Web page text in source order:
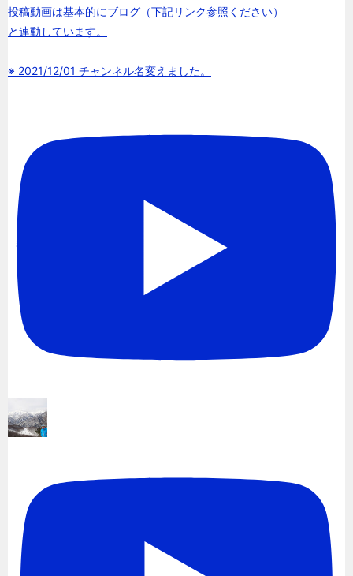
投稿動画は基本的にブログ（下記リンク参照ください）
と連動しています。
※ 2021/12/01 チャンネル名変えました。